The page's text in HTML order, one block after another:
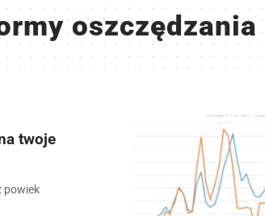
oszczędzania
twoje
powiek